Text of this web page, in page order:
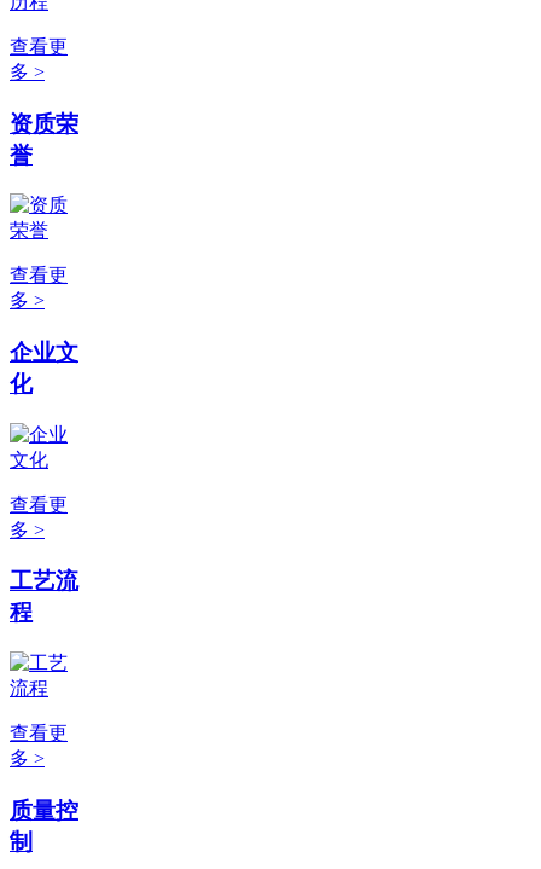
查看更
多 >
资质荣
誉
查看更
多 >
企业文
化
查看更
多 >
工艺流
程
查看更
多 >
质量控
制